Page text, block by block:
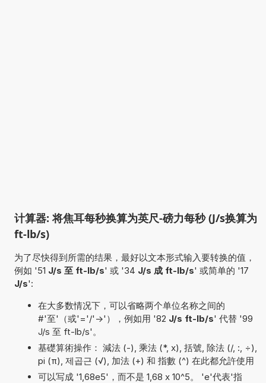
计算器: 将焦耳每秒换算为英尺-磅力每秒 (J/s换算为
ft-lb/s)
为了尽快得到所需的结果，最好以文本形式输入要转换的值，
例如 '51 J/s 至 ft-lb/s' 或 '34 J/s 成 ft-lb/s' 或简单的 '17
J/s':
在大多数情况下，可以省略两个单位名称之间的
#'至'（或'='/'->'），例如用 '82 J/s ft-lb/s' 代替 '99
J/s 至 ft-lb/s'。
基礎算術操作： 減法 (-), 乘法 (*, x), 括號, 除法 (/, :, ÷),
pi (π), 제곱근 (√), 加法 (+) 和 指數 (^) 在此都允許使用
可以写成 '1,68e5'，而不是 1,68 x 10^5。 'e'代表'指